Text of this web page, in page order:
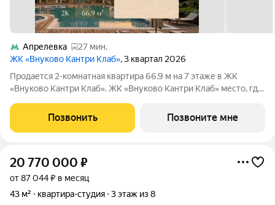
Апрелевка
27 мин.
ЖК «Внуково Кантри Клаб», 3 квартал 2026
Продается 2-комнатная квартира 66.9 м на 7 этаже в ЖК
«Внуково Кантри Клаб». ЖК «Внуково Кантри Клаб» место, где
современного мегаполиса. Пространство, созданное для тех,
кто ценит уединение,
Позвонить Позвоните мне
20 770 000 ₽
от 87 044 ₽ в месяц
43 м²
квартира-студия 3 этаж из 8